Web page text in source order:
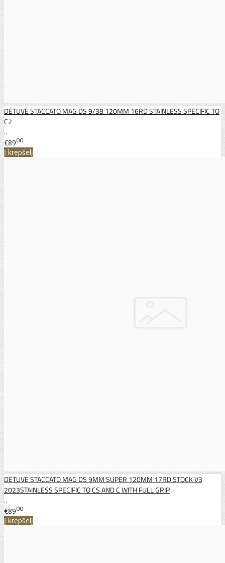
DĖTUVĖ STACCATO MAG DS 9/38 120MM 16RD STAINLESS SPECIFIC TO
C2
..
€8900
Į krepšelį
DĖTUVĖ STACCATO MAG DS 9MM SUPER 120MM 17RD STOCK V3
2023STAINLESS SPECIFIC TO CS AND C WITH FULL GRIP
..
€8900
Į krepšelį